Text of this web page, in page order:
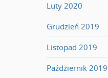
Luty 2020
Grudzień 2019
Listopad 2019
Październik 2019